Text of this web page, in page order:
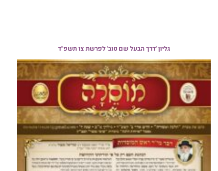
גליון 'דרך הבעל שם טוב' לפרשת צו תשפ"ד